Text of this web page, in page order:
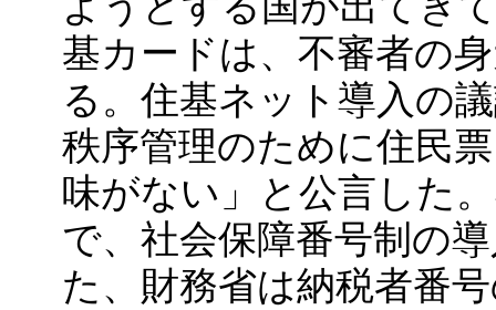
基カードは、不審者の
る。住基ネット導入の
秩序管理のために住民
味がない」と公言した
で、社会保障番号制の
た、財務省は納税者番